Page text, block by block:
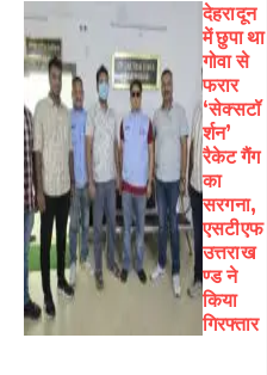
देहरादून
में छुपा था
गोवा से
फरार
‘सेक्सटॉ
र्शन’
रैकेट गैंग
का
सरगना,
एसटीएफ
उत्तराख
ण्ड ने
किया
गिरफ्तार